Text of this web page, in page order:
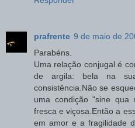
prafrente 9 de maio de
Parabéns.
Uma relação conjugal é
de argila: bela na
consistência.Não se
uma condição "sine qua
fresca e viçosa.Então a
em amor e a fragilidade